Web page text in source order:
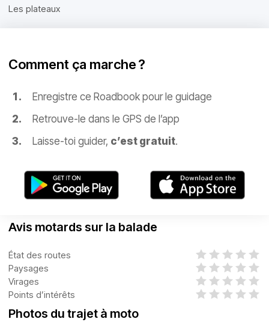
Les plateaux
Comment ça marche ?
Enregistre ce Roadbook pour le guidage
Retrouve-le dans le GPS de l’app
Laisse-toi guider, c’est gratuit.
Avis motards sur la balade
État des routes
Paysages
Virages
Points d’intérêts
Photos du trajet à moto